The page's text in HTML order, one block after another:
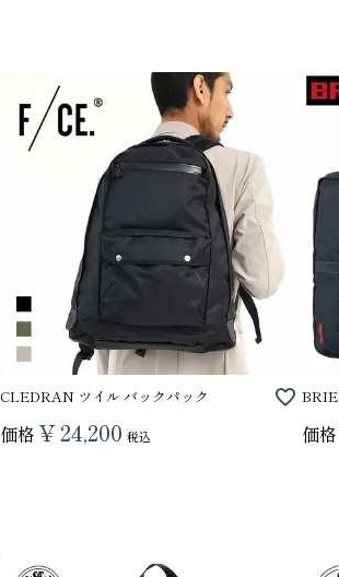
CLEDRAN ツイル バックパック
価格 ¥ 24,200 税込 価格